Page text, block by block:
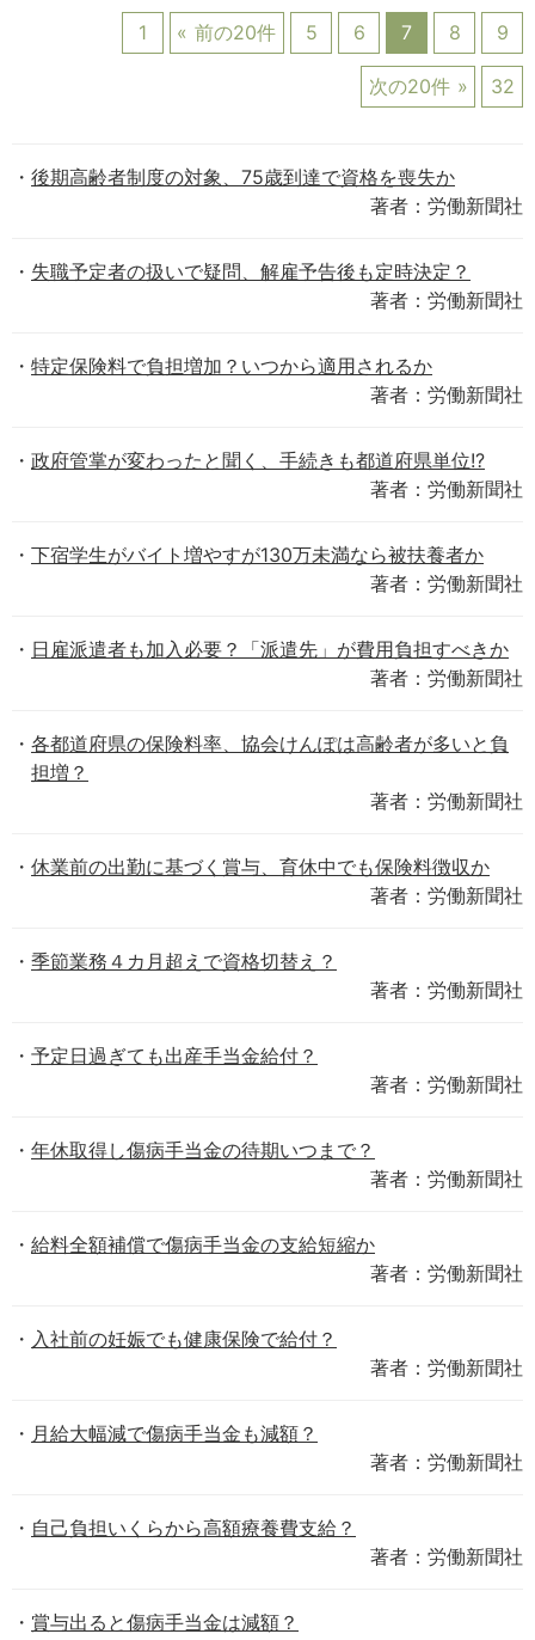
1
前の20件 5 6 7 8 9
次の20件 32
後期高齢者制度の対象、75歳到達で資格を喪失か
著者：労働新聞社
失職予定者の扱いで疑問、解雇予告後も定時決定？
著者：労働新聞社
特定保険料で負担増加？いつから適用されるか
著者：労働新聞社
政府管掌が変わったと聞く、手続きも都道府県単位!?
著者：労働新聞社
下宿学生がバイト増やすが130万未満なら被扶養者か
著者：労働新聞社
日雇派遣者も加入必要？「派遣先」が費用負担すべきか
著者：労働新聞社
各都道府県の保険料率、協会けんぽは高齢者が多いと負
担増？
著者：労働新聞社
休業前の出勤に基づく賞与、育休中でも保険料徴収か
著者：労働新聞社
季節業務４カ月超えで資格切替え？
著者：労働新聞社
予定日過ぎても出産手当金給付？
著者：労働新聞社
年休取得し傷病手当金の待期いつまで？
著者：労働新聞社
給料全額補償で傷病手当金の支給短縮か
著者：労働新聞社
入社前の妊娠でも健康保険で給付？
著者：労働新聞社
月給大幅減で傷病手当金も減額？
著者：労働新聞社
自己負担いくらから高額療養費支給？
著者：労働新聞社
賞与出ると傷病手当金は減額？